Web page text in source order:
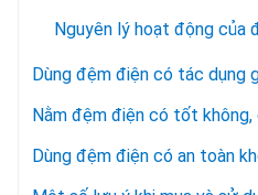
Nguyên lý hoạt động của
Dùng đệm điện có tác dụng
Nằm đệm điện có tốt không,
Dùng đệm điện có an toàn